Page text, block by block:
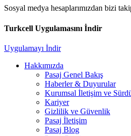
Sosyal medya hesaplarımızdan bizi
Turkcell Uygulamasını İndir
Uygulamayı İndir
Hakkımızda
Pasaj Genel Bakış
Haberler & Duyurular
Kurumsal İletişim ve
Kariyer
Gizlilik ve Güvenlik
Pasaj İletişim
Pasaj Blog